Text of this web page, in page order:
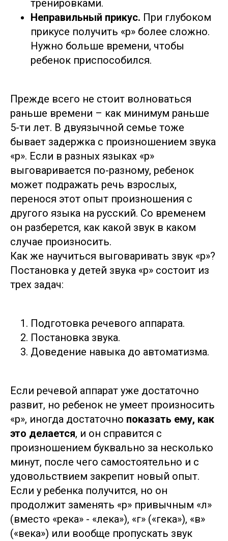
тренировками.
Неправильный прикус. При глубоком
прикусе получить «р» более сложно.
Нужно больше времени, чтобы
ребенок приспособился.
Прежде всего не стоит волноваться
раньше времени – как минимум раньше
5-ти лет. В двуязычной семье тоже
бывает задержка с произношением звука
«р». Если в разных языках «р»
выговаривается по-разному, ребенок
может подражать речь взрослых,
перенося этот опыт произношения с
другого языка на русский. Со временем
он разберется, как какой звук в каком
случае произносить.
Как же научиться выговаривать звук «р»?
Постановка у детей звука «р» состоит из
трех задач:
Подготовка речевого аппарата.
Постановка звука.
Доведение навыка до автоматизма.
Если речевой аппарат уже достаточно
развит, но ребенок не умеет произносить
«р», иногда достаточно показать ему, как
это делается, и он справится с
произношением буквально за несколько
минут, после чего самостоятельно и с
удовольствием закрепит новый опыт.
Если у ребенка получится, но он
продолжит заменять «р» привычным «л»
(вместо «река» - «лека»), «г» («гека»), «в»
(«века») или вообще пропускать звук